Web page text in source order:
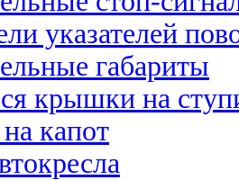
указателей
габариты
крышки на
капот